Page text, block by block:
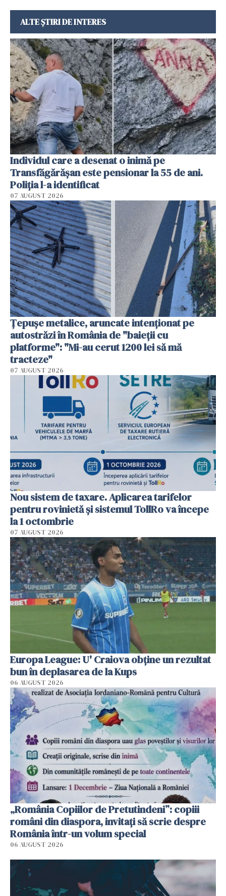
ALTE ȘTIRI DE INTERES
Individul care a desenat o inimă pe
Transfăgărășan este pensionar la 55 de ani.
Poliția l-a identificat
07 AUGUST 2026
Țepușe metalice, aruncate intenționat pe
autostrăzi în România de "baieții cu
platforme": "Mi-au cerut 1200 lei să mă
tracteze"
07 AUGUST 2026
Nou sistem de taxare. Aplicarea tarifelor
pentru rovinietă şi sistemul TollRo va începe
la 1 octombrie
07 AUGUST 2026
Europa League: U' Craiova obține un rezultat
bun în deplasarea de la Kups
06 AUGUST 2026
„România Copiilor de Pretutindeni”: copiii
români din diaspora, invitați să scrie despre
România într-un volum special
06 AUGUST 2026